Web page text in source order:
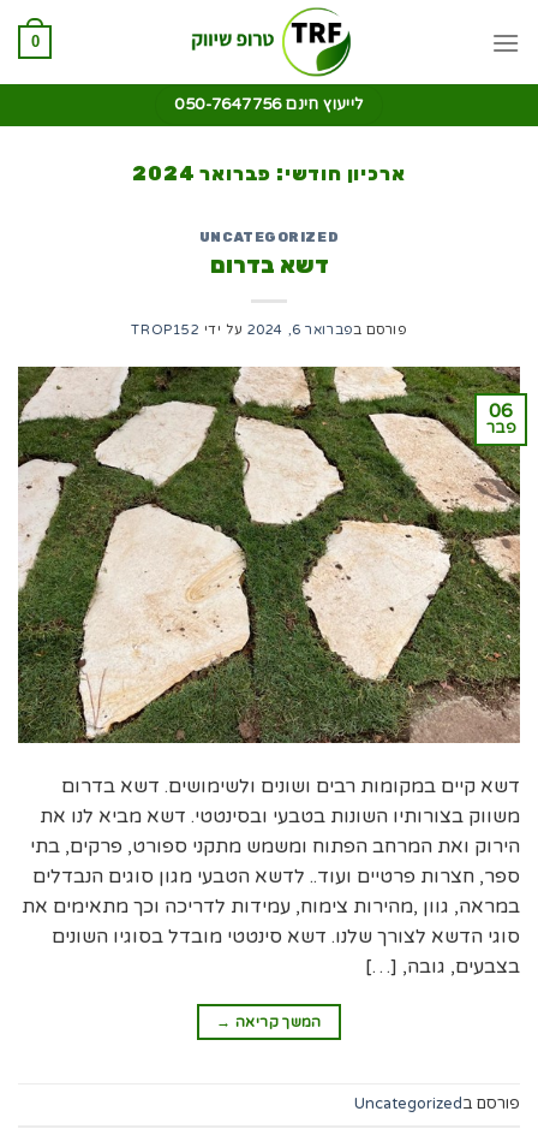
0
לייעוץ חינם 050-7647756
ארכיון חודשי: פברואר 2024
UNCATEGORIZED
דשא בדרום
פורסם בפברואר 6, 2024 על ידי TROP152
06
פבר
דשא קיים במקומות רבים ושונים ולשימושים. דשא בדרום
משווק בצורותיו השונות בטבעי ובסינטטי. דשא מביא לנו את
הירוק ואת המרחב הפתוח ומשמש מתקני ספורט, פרקים, בתי
ספר, חצרות פרטיים ועוד.. לדשא הטבעי מגון סוגים הנבדלים
במראה, גוון ,מהירות צימוח, עמידות לדריכה וכך מתאימים את
סוגי הדשא לצורך שלנו. דשא סינטטי מובדל בסוגיו השונים
בצבעים, גובה, […]
המשך קריאה →
פורסם בUncategorized